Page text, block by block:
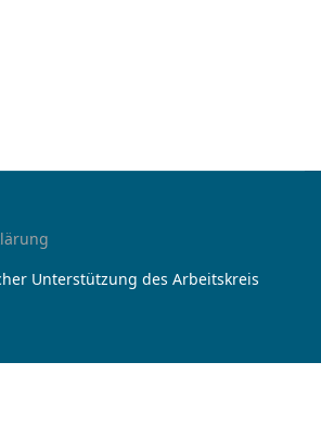
Unterstützung des Arbeitskreis